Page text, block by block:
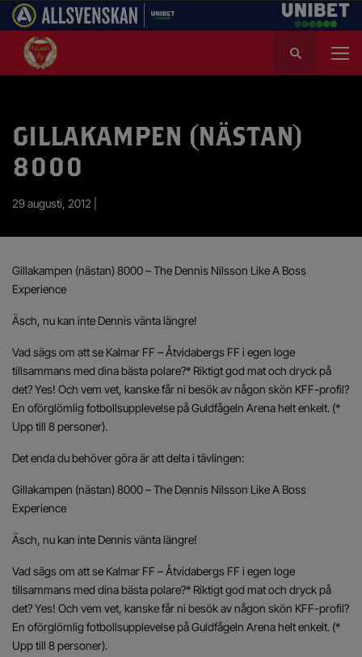
k
GILLAKAMPEN (NÄSTAN)
8000
29 augusti, 2012 |
Gillakampen (nästan) 8000 – The Dennis Nilsson Like A Boss
Experience
Äsch, nu kan inte Dennis vänta längre!
Vad sägs om att se Kalmar FF – Åtvidabergs FF i egen loge
tillsammans med dina bästa polare?* Riktigt god mat och dryck på
det? Yes! Och vem vet, kanske får ni besök av någon skön KFF-profil?
En oförglömlig fotbollsupplevelse på Guldfågeln Arena helt enkelt. (*
Upp till 8 personer).
Det enda du behöver göra är att delta i tävlingen:
Gillakampen (nästan) 8000 – The Dennis Nilsson Like A Boss
Experience
Äsch, nu kan inte Dennis vänta längre!
Vad sägs om att se Kalmar FF – Åtvidabergs FF i egen loge
tillsammans med dina bästa polare?* Riktigt god mat och dryck på
det? Yes! Och vem vet, kanske får ni besök av någon skön KFF-profil?
En oförglömlig fotbollsupplevelse på Guldfågeln Arena helt enkelt. (*
Upp till 8 personer).